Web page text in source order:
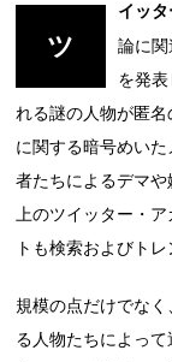
ツ
イッ
論に
を発
れる謎の人物が匿
に関する暗号めい
者たちによるデマ
上のツイッター・
トも検索およびト
規模の点だけでな
る人物たちによっ